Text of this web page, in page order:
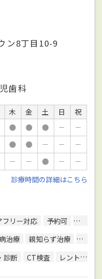
ン8丁目10-9
歯科
木 金 土 日
祝
● ● ● －
－
● ● － －
－
－ － ● －
－
診療時間の詳細はこちら
フリー対応 予約可
クレジ
治療 親知らず治療
入れ
診断 CT検査 レントゲン検査